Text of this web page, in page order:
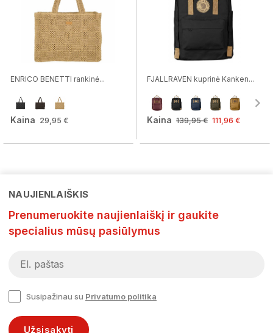
ENRICO BENETTI rankinė...
Kaina 29,95 €
FJALLRAVEN kuprinė Kanken...
Kaina 139,95 € 111,96 €
NAUJIENLAIŠKIS
Prenumeruokite naujienlaiškį ir gaukite
specialius mūsų pasiūlymus
Susipažinau su Privatumo politika
Užsisakyti